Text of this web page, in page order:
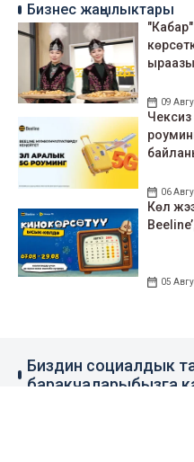
Бизнес жаңылыктары
09
06
Көл
05
Биздин социалдык
баракчаларыбызга